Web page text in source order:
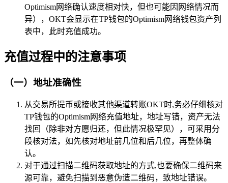
Optimism网络确认速度相对快，但也可能因网络情况而
异），OKT会显示在TP钱包的Optimism网络钱包资产列
表中，此时充值成功。
充值过程中的注意事项
（一）地址准确性
从交易所提币或接收其他渠道转账OKT时,务必仔细核对
TP钱包的Optimism网络充值地址，地址写错，资产无法
找回（除非对方愿归还，但此情况极罕见），可采用分
段核对法，如先核对地址前几位和后几位，再整体确
认。
对于通过扫描二维码获取地址的方式,也要确保二维码来
源可靠，避免扫描到恶意伪造二维码，致地址错误。